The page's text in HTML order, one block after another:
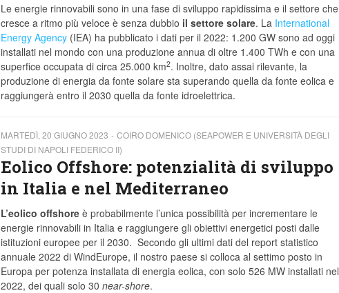
Le energie rinnovabili sono in una fase di sviluppo rapidissima e il settore che
cresce a ritmo più veloce è senza dubbio il settore solare. La International
Energy Agency(IEA) ha pubblicato i dati per il 2022: 1.200 GW sono ad oggi
installati nel mondo con una produzione annua di oltre 1.400 TWh e con una
superfice occupata di circa 25.000 km2. Inoltre, dato assai rilevante, la
produzione di energia da fonte solare sta superando quella da fonte eolica e
raggiungerà entro il 2030 quella da fonte idroelettrica.
MARTEDÌ, 20 GIUGNO 2023
COIRO DOMENICO (SEAPOWER E UNIVERSITÀ DEGLI
STUDI DI NAPOLI FEDERICO II)
Eolico Offshore: potenzialità di sviluppo
in Italia e nel Mediterraneo
L’eolico offshoreè probabilmente l’unica possibilità per incrementare le
energie rinnovabili in Italia e raggiungere gli obiettivi energetici posti dalle
istituzioni europee per il 2030. Secondo gli ultimi dati del report statistico
annuale 2022 di WindEurope, il nostro paese si colloca al settimo posto in
Europa per potenza installata di energia eolica, con solo 526 MW installati nel
2022, dei quali solo 30 near-shore.